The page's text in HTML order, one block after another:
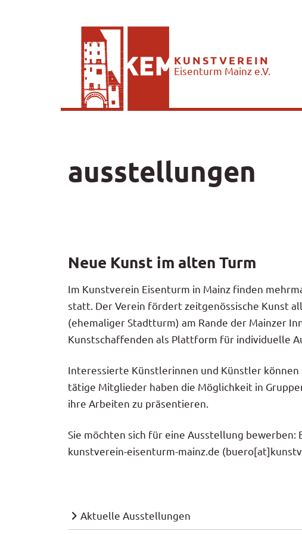
KUNSTVEREIN
Eisenturm Mainz e.V.
ausstellungen
Neue Kunst im alten Turm
Im Kunstverein Eisenturm in Mainz finden
statt. Der Verein fördert zeitgenössische Kunst
(ehemaliger Stadtturm) am Rande der Mainzer
Kunstschaffenden als Plattform für individuelle
Interessierte Künstlerinnen und Künstler
tätige Mitglieder haben die Möglichkeit in
ihre Arbeiten zu präsentieren.
Sie möchten sich für eine Ausstellung bewerben:
kunstverein-eisenturm-mainz.de
Hauptnavigation
Aktuelle Ausstellungen